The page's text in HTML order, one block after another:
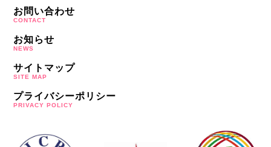
お問い合わせ
CONTACT
お知らせ
NEWS
サイトマップ
SITE MAP
プライバシーポリシー
PRIVACY POLICY